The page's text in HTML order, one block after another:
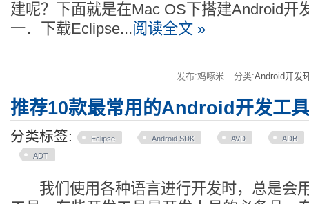
建呢？下面就是在Mac OS下搭建Android开
一．下载Eclipse...阅读全文 »
发布:鸡啄米 分类:Android开发
推荐10款最常用的Android开发工具
分类标签: Eclipse Android SDK AVD ADB
ADT
我们使用各种语言进行开发时，总是会